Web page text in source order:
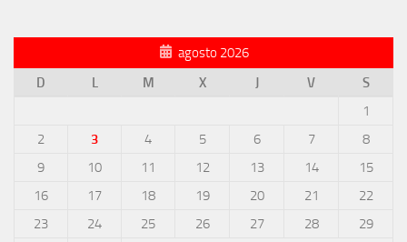
agosto 2026
D
L M X J V
S
1
2
3 4 5 6 7
8
9
10 11 12 13 14
15
16
17 18 19 20 21
22
23
24 25 26 27 28 29